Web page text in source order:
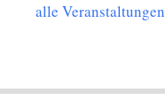
alle Veranstaltungen